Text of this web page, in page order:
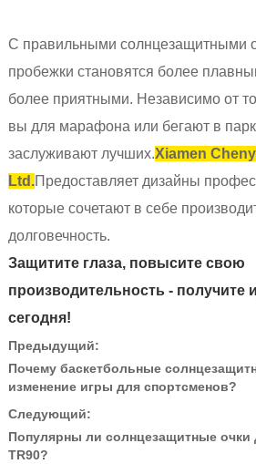
С правильными солнцезащитными
пробежки становятся более
более приятными. Независимо от
вы для марафона или бегают в
заслуживают лучших.Xiamen
Ltd.Предоставляет дизайны
которые сочетают в себе
долговечность.
Защитите глаза, повысите свою
производительность - получите
сегодня!
Предыдущий:
Почему баскетбольные
изменение игры для спортсменов?
Следующий:
Популярны ли солнцезащитные очки
TR90?